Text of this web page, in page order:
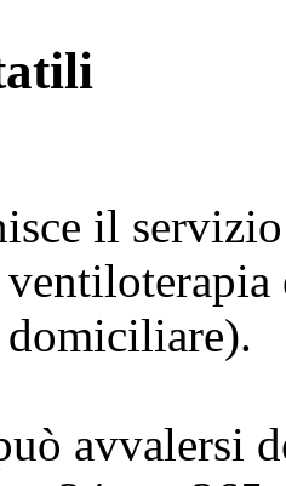
il
domiciliare).
avvalersi